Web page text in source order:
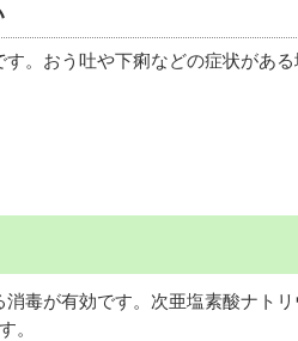
。おう吐や下痢などの症状がある
毒が有効です。次亜塩素酸ナト
。